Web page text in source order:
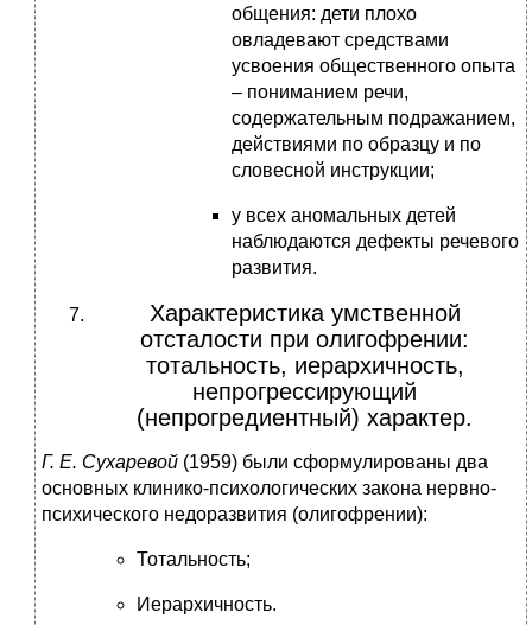
общения: дети плохо
овладевают средствами
усвоения общественного опыта
– пониманием речи,
содержательным подражанием,
действиями по образцу и по
словесной инструкции;
у всех аномальных детей
наблюдаются дефекты речевого
развития.
Характеристика умственной
отсталости при олигофрении:
тотальность, иерархичность,
непрогрессирующий
(непрогредиентный) характер.
Г. Е. Сухаревой (1959) были сформулированы два
основных клинико-психологических закона нервно-
психического недоразвития (олигофрении):
Тотальность;
Иерархичность.